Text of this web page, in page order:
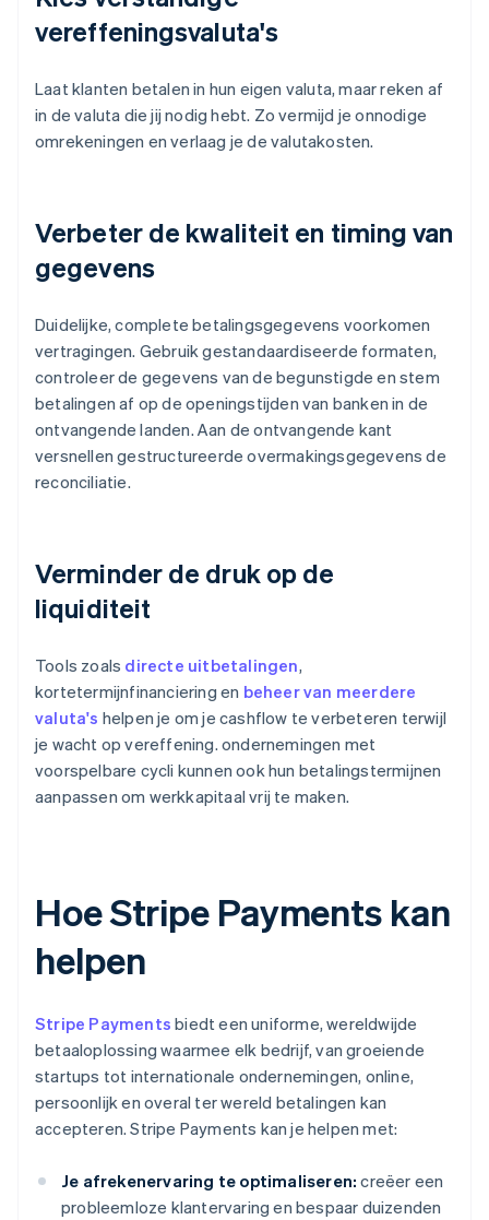
vereffeningsvaluta's
Laat klanten betalen in hun eigen valuta, maar reken af
in de valuta die jij nodig hebt. Zo vermijd je onnodige
omrekeningen en verlaag je de valutakosten.
Verbeter de kwaliteit en timing van
gegevens
Duidelijke, complete betalingsgegevens voorkomen
vertragingen. Gebruik gestandaardiseerde formaten,
controleer de gegevens van de begunstigde en stem
betalingen af op de openingstijden van banken in de
ontvangende landen. Aan de ontvangende kant
versnellen gestructureerde overmakingsgegevens de
reconciliatie.
Verminder de druk op de
liquiditeit
Tools zoals directe uitbetalingen,
kortetermijnfinanciering en beheer van meerdere
valuta's helpen je om je cashflow te verbeteren terwijl
je wacht op vereffening. ondernemingen met
voorspelbare cycli kunnen ook hun betalingstermijnen
aanpassen om werkkapitaal vrij te maken.
Hoe Stripe Payments kan
helpen
Stripe Payments biedt een uniforme, wereldwijde
betaaloplossing waarmee elk bedrijf, van groeiende
startups tot internationale ondernemingen, online,
persoonlijk en overal ter wereld betalingen kan
accepteren. Stripe Payments kan je helpen met:
Je afrekenervaring te optimaliseren: creëer een
probleemloze klantervaring en bespaar duizenden